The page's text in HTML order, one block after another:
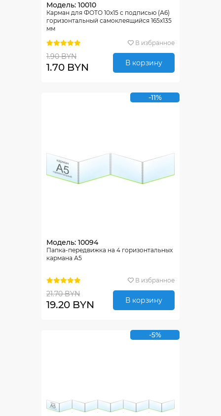
Модель: 10010
Карман для ФОТО 10х15 с подписью (А6)
горизонтальный самоклеящийся 165х135
мм
В избранное
1.90 BYN
1.70 BYN В корзину
-11%
Модель: 10094
Папка-передвижка на 4 горизонтальных
кармана А5
В избранное
21.70 BYN
19.20 BYN В корзину
-5%